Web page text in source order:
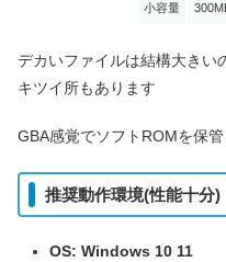
小容量
デカいファイルは結構大きい
キツイ所もあります
GBA感覚でソフトROMを保
推奨動作環境(性能十分)
OS: Windows 1011